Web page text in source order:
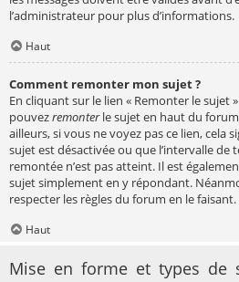
l’administrateur pour plus d’informations.
Haut
Comment remonter mon sujet ?
En cliquant sur le lien « Remonter le sujet
pouvezremonterle sujet en haut du
ailleurs, si vous ne voyez pas ce lien, cela
sujet est désactivée ou que l’intervalle de
remontée n’est pas atteint. Il est
sujet simplement en y répondant.
respecter les règles du forum en le faisant.
Haut
Mise en forme et types de